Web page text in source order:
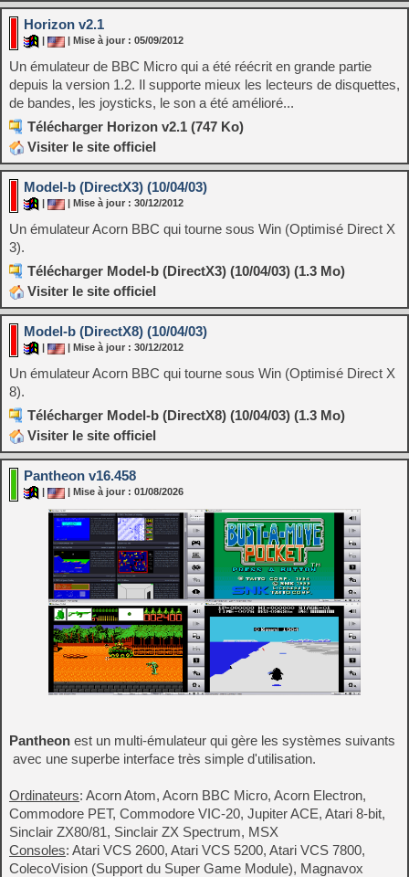
Horizon v2.1
| Mise à jour : 05/09/2012
Un émulateur de BBC Micro qui a été réécrit en grande partie
depuis la version 1.2. Il supporte mieux les lecteurs de disquettes,
de bandes, les joysticks, le son a été amélioré...
Télécharger Horizon v2.1 (747 Ko)
Visiter le site officiel
Model-b (DirectX3) (10/04/03)
| Mise à jour : 30/12/2012
Un émulateur Acorn BBC qui tourne sous Win (Optimisé Direct X
3).
Télécharger Model-b (DirectX3) (10/04/03) (1.3 Mo)
Visiter le site officiel
Model-b (DirectX8) (10/04/03)
| Mise à jour : 30/12/2012
Un émulateur Acorn BBC qui tourne sous Win (Optimisé Direct X
8).
Télécharger Model-b (DirectX8) (10/04/03) (1.3 Mo)
Visiter le site officiel
Pantheon v16.458
| Mise à jour : 01/08/2026
Pantheon est un multi-émulateur qui gère les systèmes suivants
avec une superbe interface très simple d'utilisation.
Ordinateurs: Acorn Atom, Acorn BBC Micro, Acorn Electron,
Commodore PET, Commodore VIC-20, Jupiter ACE, Atari 8-bit,
Sinclair ZX80/81, Sinclair ZX Spectrum, MSX
Consoles: Atari VCS 2600, Atari VCS 5200, Atari VCS 7800,
ColecoVision (Support du Super Game Module), Magnavox